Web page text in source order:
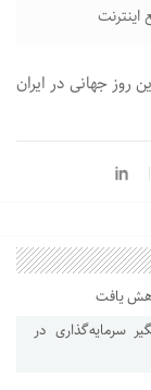
روز جهانی در ایران
اقتصادی پیگیر سرمایه‌گذاری در